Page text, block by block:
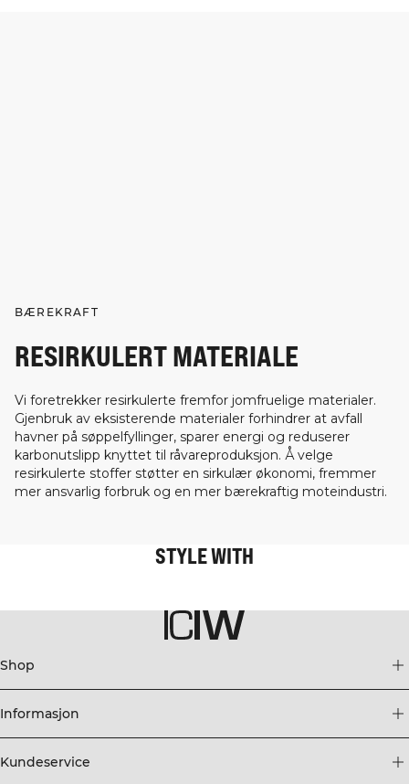
BÆREKRAFT
RESIRKULERT MATERIALE
Vi foretrekker resirkulerte fremfor jomfruelige materialer.
Gjenbruk av eksisterende materialer forhindrer at avfall
havner på søppelfyllinger, sparer energi og reduserer
karbonutslipp knyttet til råvareproduksjon. Å velge
resirkulerte stoffer støtter en sirkulær økonomi, fremmer
mer ansvarlig forbruk og en mer bærekraftig moteindustri.
STYLE WITH
Shop
Informasjon
Kundeservice